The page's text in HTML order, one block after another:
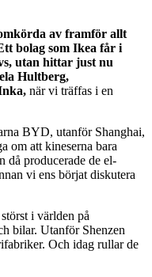
av framför allt
bolag som Ikea får i
utan hittar just nu
Hultberg,
när vi träffas i en
BYD, utanför Shanghai,
om att kineserna bara
då producerade de el-
vi ens börjat diskutera
i världen på
bilar. Utanför Shenzen
Och idag rullar de